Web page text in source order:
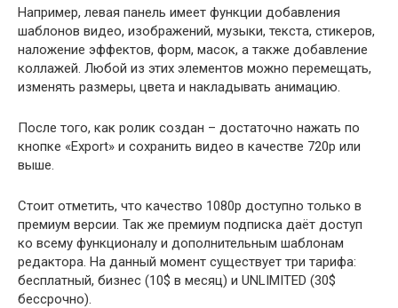
Например, левая панель имеет функции добавления
шаблонов видео, изображений, музыки, текста, стикеров,
наложение эффектов, форм, масок, а также добавление
коллажей. Любой из этих элементов можно перемещать,
изменять размеры, цвета и накладывать анимацию.
После того, как ролик создан – достаточно нажать по
кнопке «Export» и сохранить видео в качестве 720p или
выше.
Стоит отметить, что качество 1080p доступно только в
премиум версии. Так же премиум подписка даёт доступ
ко всему функционалу и дополнительным шаблонам
редактора. На данный момент существует три тарифа:
бесплатный, бизнес (10$ в месяц) и UNLIMITED (30$
бессрочно).